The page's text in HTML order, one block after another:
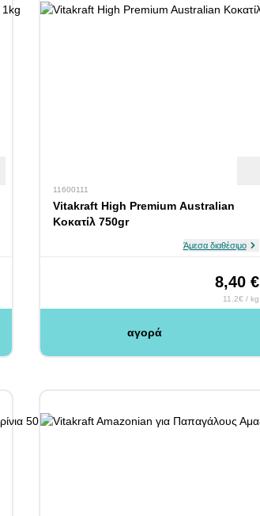
11600111
Vitakraft High Premium Australian
Κοκατίλ 750gr
Άμεσα διαθέσιμο
8,40 €
11.2€ / kg
αγορά